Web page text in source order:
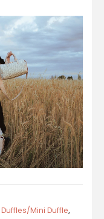
Duffles/Mini Duffle,